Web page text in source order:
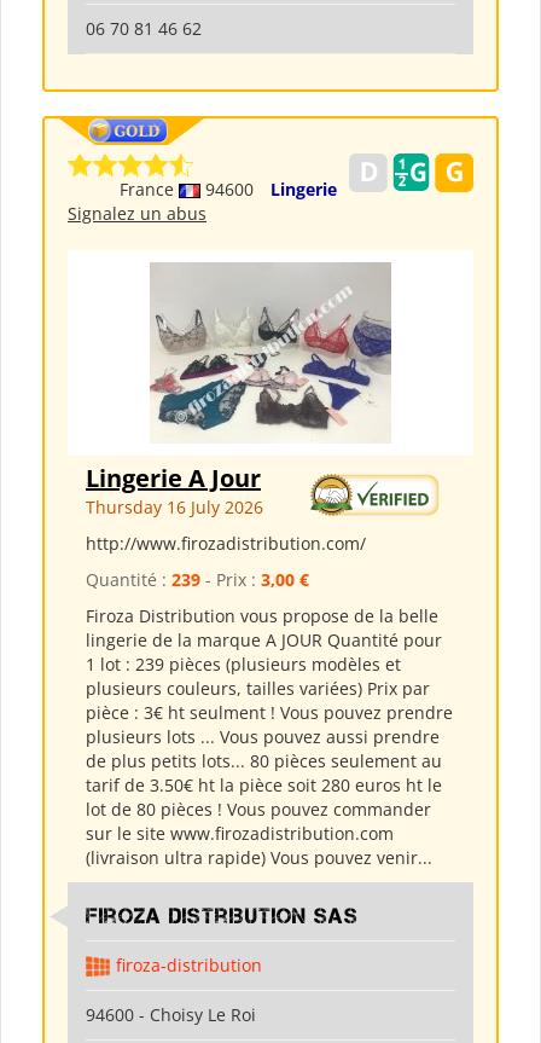
06 70 81 46 62
France 94600
Lingerie
Signalez un abus
Lingerie A Jour
Thursday 16 July 2026
http://www.firozadistribution.com/
Quantité : 239 - Prix : 3,00 €
Firoza Distribution vous propose de la belle
lingerie de la marque A JOUR Quantité pour
1 lot : 239 pièces (plusieurs modèles et
plusieurs couleurs, tailles variées) Prix par
pièce : 3€ ht seulment ! Vous pouvez prendre
plusieurs lots ... Vous pouvez aussi prendre
de plus petits lots... 80 pièces seulement au
tarif de 3.50€ ht la pièce soit 280 euros ht le
lot de 80 pièces ! Vous pouvez commander
sur le site www.firozadistribution.com
(livraison ultra rapide) Vous pouvez venir...
Firoza Distribution SAS
firoza-distribution
94600 - Choisy Le Roi